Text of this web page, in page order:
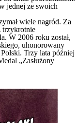
jednej ze swoich
wiele nagród. Za
trzykrotnie
W 2006 roku został,
uhonorowany
Trzy lata później
„Zasłużony